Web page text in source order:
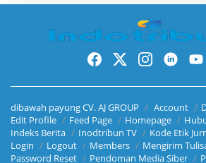
dibawah payung CV. AJ GROUP Account
Edit Profile
Feed Page Homepage
Indeks Berita
Inodtribun TV Kode Etik
Login
Logout Members
Mengirim
Password Reset
Pendoman Media Siber